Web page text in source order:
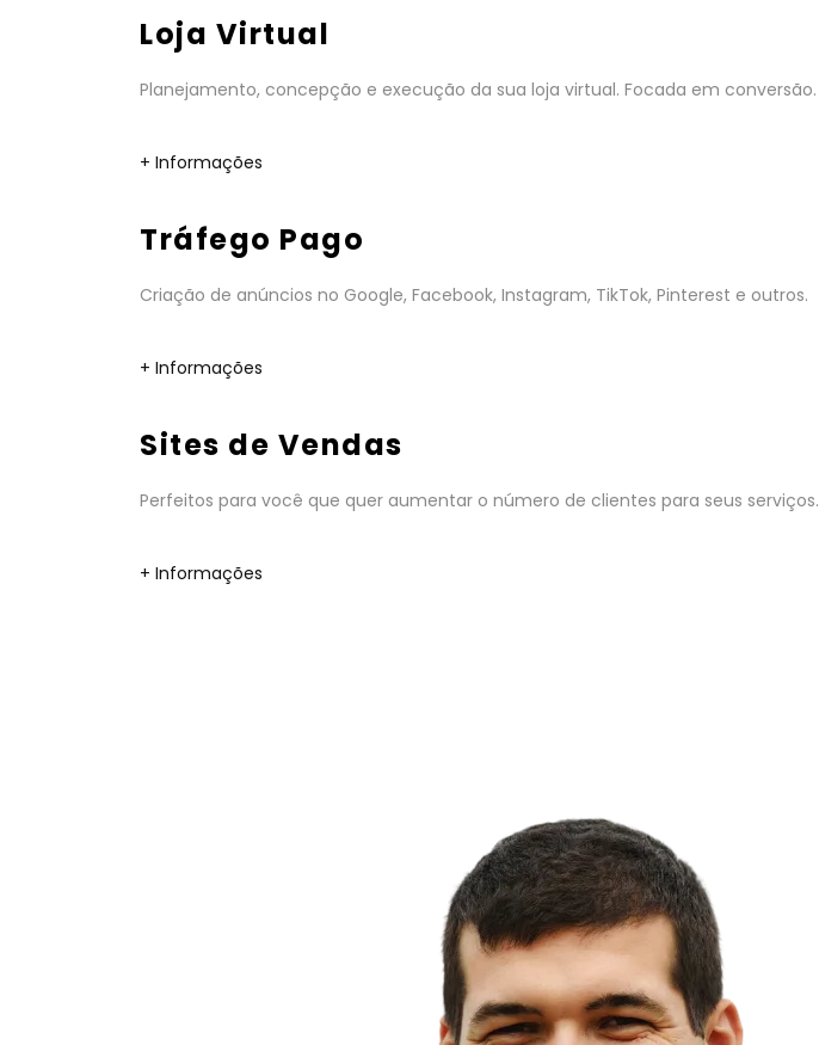
Loja Virtual
Planejamento, concepção e execução da sua loja virtual. Focada em conversão.
+ Informações
Tráfego Pago
Criação de anúncios no Google, Facebook, Instagram, TikTok, Pinterest e outros.
+ Informações
Sites de Vendas
Perfeitos para você que quer aumentar o número de clientes para seus serviços.
+ Informações